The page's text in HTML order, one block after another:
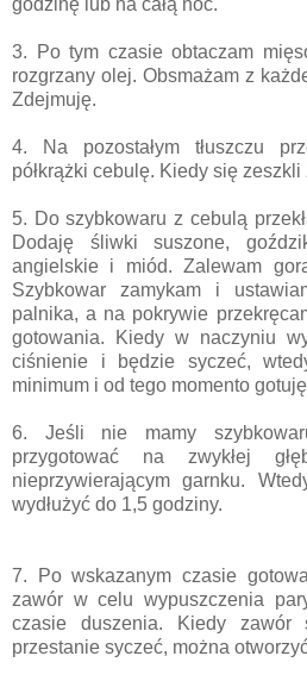
godzinę lub na całą noc.
3. Po tym czasie obtaczam
rozgrzany olej. Obsmażam z
Zdejmuję.
4. Na pozostałym tłuszczu
półkrążki cebulę. Kiedy się
5. Do szybkowaru z cebulą
Dodaję śliwki suszone,
angielskie i miód. Zalewam
Szybkowar zamykam i
palnika, a na pokrywie
gotowania. Kiedy w naczyniu
ciśnienie i będzie syczeć,
minimum i od tego momento
6. Jeśli nie mamy
przygotować na zwykłej
nieprzywierającym garnku.
wydłużyć do 1,5 godziny.
7. Po wskazanym czasie
zawór w celu wypuszczenia
czasie duszenia. Kiedy zawór
przestanie syczeć, można